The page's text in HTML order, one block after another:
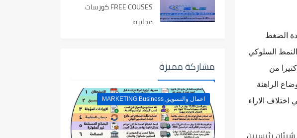
الضغط
السلوكي
من
الراهنة
الاراء
FREE COUSES كورسات
مجانية
مشاركة مميزة
اعمال والتسويق MARKETING Business